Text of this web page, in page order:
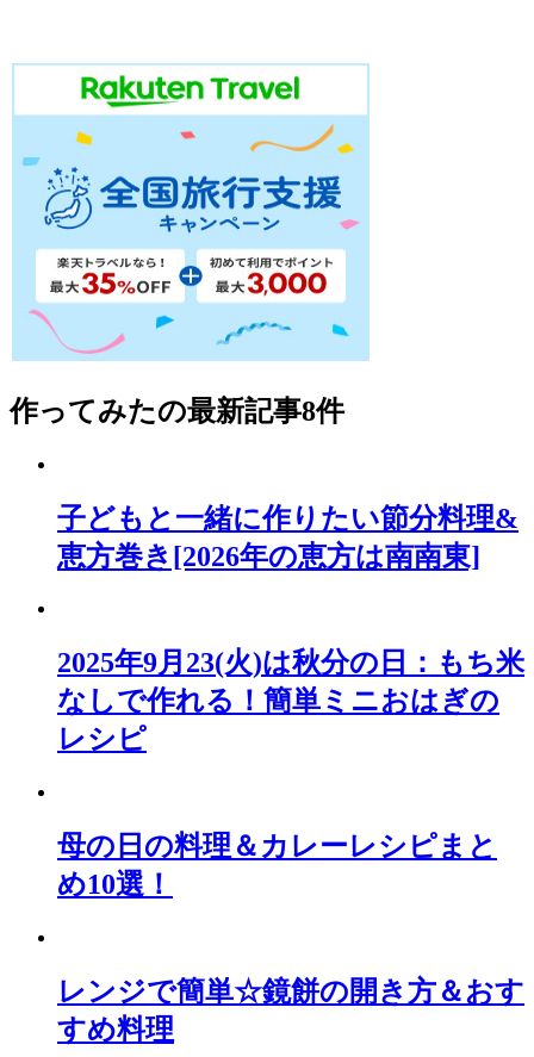
作ってみたの最新記事8件
子どもと一緒に作りたい節分料理&
恵方巻き[2026年の恵方は南南東]
2025年9月23(火)は秋分の日：もち米
なしで作れる！簡単ミニおはぎの
レシピ
母の日の料理＆カレーレシピまと
め10選！
レンジで簡単☆鏡餅の開き方＆おす
すめ料理